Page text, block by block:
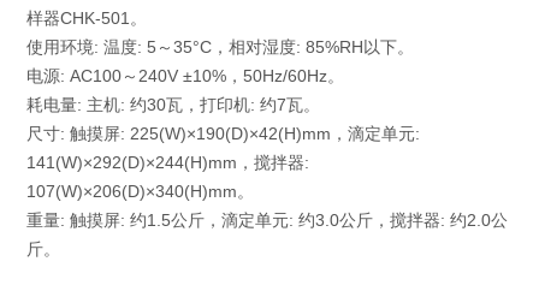
样器CHK-501。
使用环境: 温度: 5～35°C，相对湿度: 85%RH以下。
电源: AC100～240V ±10%，50Hz/60Hz。
耗电量: 主机: 约30瓦，打印机: 约7瓦。
尺寸: 触摸屏: 225(W)×190(D)×42(H)mm，滴定单元:
141(W)×292(D)×244(H)mm，搅拌器:
107(W)×206(D)×340(H)mm。
重量: 触摸屏: 约1.5公斤，滴定单元: 约3.0公斤，搅拌器: 约2.0公
斤。